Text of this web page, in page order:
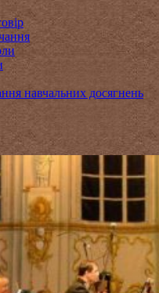
навчальних досягнень